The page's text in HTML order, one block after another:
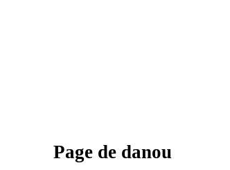
Page de danou